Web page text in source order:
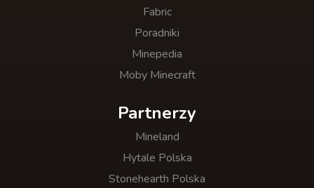
Fabric
Poradniki
Minepedia
Moby Minecraft
Partnerzy
Mineland
Hytale Polska
Stonehearth Polska